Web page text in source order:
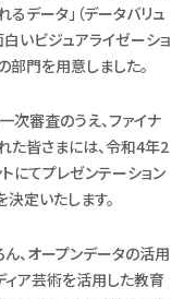
るデータ」（データバリュ
いビジュアライゼーショ
部門を用意しました。
次審査のうえ、ファイナ
た皆さまには、令和4年2
にてプレゼンテーション
定いたします。
、オープンデータの活用
ィア芸術を活用した教育